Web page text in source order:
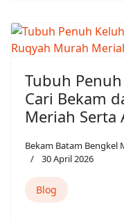
Tubuh
Cari Bekam
Meriah Serta
Bekam Batam Bengkel
30 April 2026
Blog